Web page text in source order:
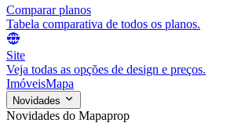
Comparar planos
Tabela comparativa de todos os planos.
Site
Veja todas as opções de design e preços.
ImóveisMapa
Novidades
Novidades do Mapaprop